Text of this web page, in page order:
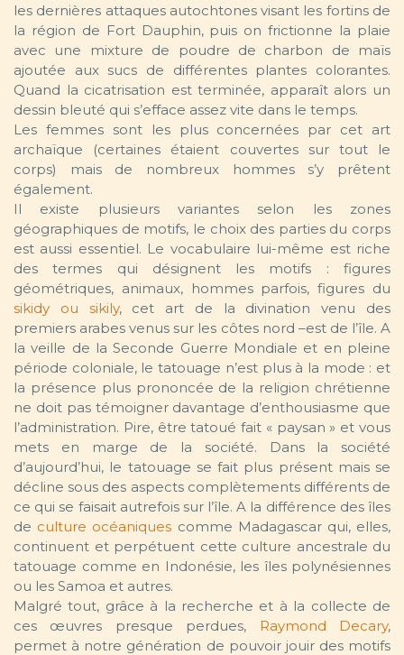
les dernières attaques autochtones visant les fortins de
la région de Fort Dauphin, puis on frictionne la plaie
avec une mixture de poudre de charbon de maïs
ajoutée aux sucs de différentes plantes colorantes.
Quand la cicatrisation est terminée, apparaît alors un
dessin bleuté qui s’efface assez vite dans le temps.
Les femmes sont les plus concernées par cet art
archaïque (certaines étaient couvertes sur tout le
corps) mais de nombreux hommes s’y prêtent
également.
Il existe plusieurs variantes selon les zones
géographiques de motifs, le choix des parties du corps
est aussi essentiel. Le vocabulaire lui-même est riche
des termes qui désignent les motifs : figures
géométriques, animaux, hommes parfois, figures du
sikidy ou sikily, cet art de la divination venu des
premiers arabes venus sur les côtes nord –est de l’île. A
la veille de la Seconde Guerre Mondiale et en pleine
période coloniale, le tatouage n’est plus à la mode : et
la présence plus prononcée de la religion chrétienne
ne doit pas témoigner davantage d’enthousiasme que
l’administration. Pire, être tatoué fait « paysan » et vous
mets en marge de la société. Dans la société
d’aujourd’hui, le tatouage se fait plus présent mais se
décline sous des aspects complètements différents de
ce qui se faisait autrefois sur l’île. A la différence des îles
de culture océaniques comme Madagascar qui, elles,
continuent et perpétuent cette culture ancestrale du
tatouage comme en Indonésie, les îles polynésiennes
ou les Samoa et autres.
Malgré tout, grâce à la recherche et à la collecte de
ces œuvres presque perdues, Raymond Decary,
permet à notre génération de pouvoir jouir des motifs